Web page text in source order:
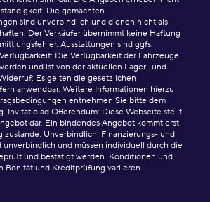
Die gemachten
sind unverbindlich und dienen nicht als
Der Verkäufer übernimmt keine Haftung
Ausstattungen sind ggfs.
Die Verfügbarkeit der Fahrzeuge
und ist von der aktuellen Lager- und
Es gelten die gesetzlichen
anwendbar. Weitere Informationen hierzu
entnehmen Sie bitte dem
Invitatio ad Offerendum: Diese Webseite stellt
dar. Ein bindendes Angebot kommt erst
zustande. Unverbindlich: Finanzierungs- und
unverbindlich und müssen individuell durch die
und bestätigt werden. Konditionen und
Bonität und Kreditprüfung variieren.